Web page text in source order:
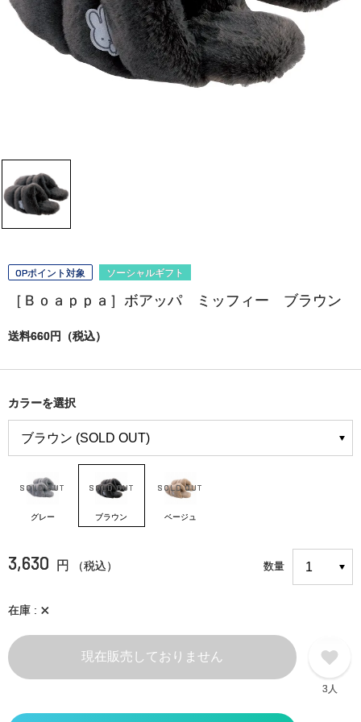
OPポイント対象 ソーシャルギフト
［Ｂｏａｐｐａ］ボアッパ ミッフィー ブラウン
送料660円（税込）
カラーを選択
グレー ブラウン ベージュ
3,630 円 （税込） 数量
在庫 ×
現在販売しておりません
3人